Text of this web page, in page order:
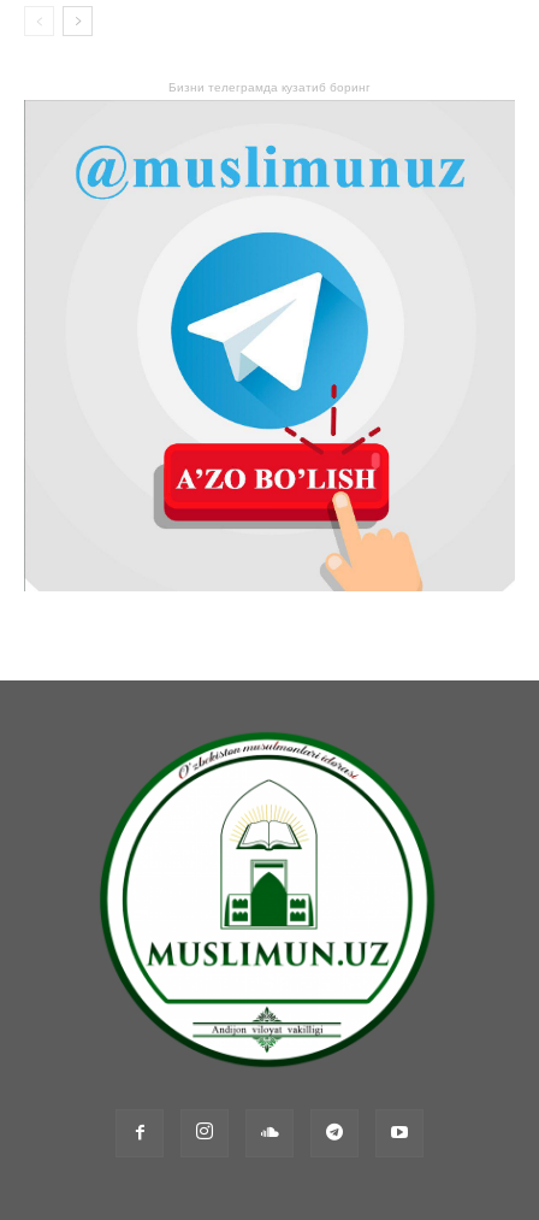
Бизни телеграмда кузатиб боринг